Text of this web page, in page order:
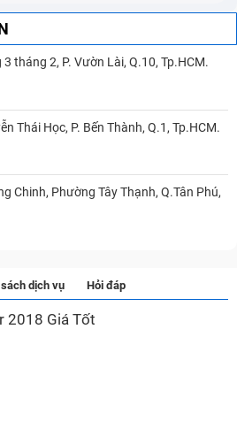
tháng 2, P. Vườn Lài, Q.10, Tp.HCM.
Thái Học, P. Bến Thành, Q.1, Tp.HCM.
Chinh, Phường Tây Thạnh, Q.Tân Phú,
dịch vụ Hỏi đáp
2018 Giá Tốt